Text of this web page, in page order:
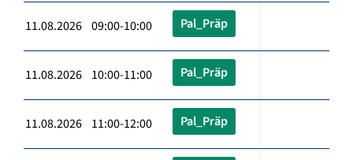
11.08.2026 09:00-10:00 Pal_Präp
11.08.2026 10:00-11:00 Pal_Präp
11.08.2026 11:00-12:00 Pal_Präp